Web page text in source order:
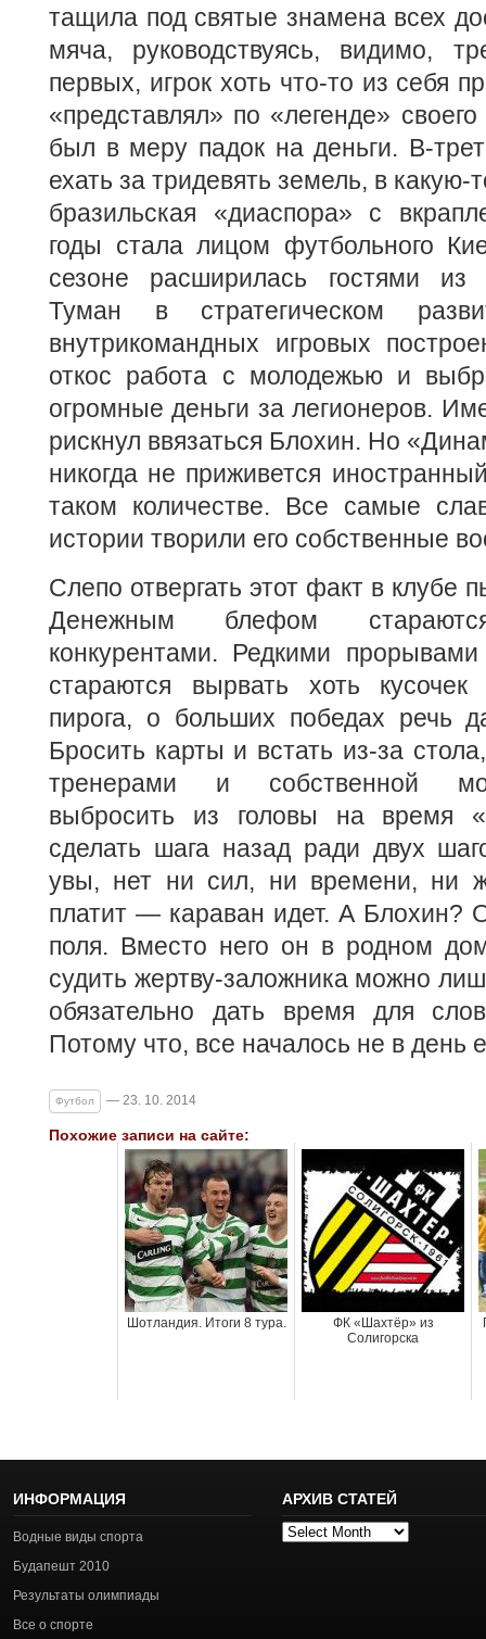
тащила под святые знамена всех
мяча, руководствуясь, видимо,
первых, игрок хоть что-то из себя
«представлял» по «легенде»
был в меру падок на деньги. В-
ехать за тридевять земель, в какую-
бразильская «диаспора» с
годы стала лицом футбольного
сезоне расширилась гостями
Туман в стратегическом
внутрикомандных игровых
откос работа с молодежью и
огромные деньги за легионеров.
рискнул ввязаться Блохин. Но
никогда не приживется
таком количестве. Все самые
истории творили его собственные
Слепо отвергать этот факт в клубе
Денежным блефом
конкурентами. Редкими
стараются вырвать хоть кусочек
пирога, о больших победах речь
Бросить карты и встать из-за
тренерами и собственной
выбросить из головы на время
сделать шага назад ради двух
увы, нет ни сил, ни времени, ни
платит — караван идет. А Блохин?
поля. Вместо него он в родном
судить жертву-заложника можно
обязательно дать время для
Потому что, все началось не в день
Футбол — 23. 10. 2014
Похожие записи на сайте:
Шотландия. Итоги 8 тура.
ФК «Шахтёр» из
Солигорска
ИНФОРМАЦИЯ
Водные виды спорта
Будапешт 2010
Результаты олимпиады
Все о спорте
АРХИВ СТАТЕЙ
Архив